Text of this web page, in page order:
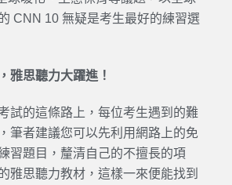
CNN 10 無疑是考生最好的練習選
雅思聽力大躍進！
試的這條路上，每位考生遇到的難
筆者建議您可以先利用網路上的免
習題目，釐清自己的不擅長的項
雅思聽力教材，這樣一來便能找到